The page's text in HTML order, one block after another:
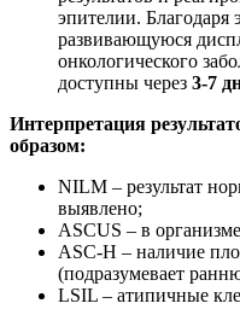
эпителии.
развивающуюся
онкологического
доступны через 3-7
Интерпретация
образом:
NILM – результат
выявлено;
ASCUS – в
ASC-H – наличие
(подразумевает
LSIL – атипичные